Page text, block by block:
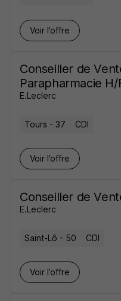
Voir l’offre
Conseiller de
Parapharmacie H/
E.Leclerc
Tours - 37 CDI
Voir l’offre
Conseiller de
E.Leclerc
Saint-Lô - 50 CDI
Voir l’offre